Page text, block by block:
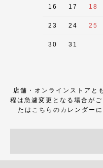
16 17 18
23 24 25
30 31
店舗・オンラインストアと
程は急遽変更となる場合が
たはこちらのカレンダー